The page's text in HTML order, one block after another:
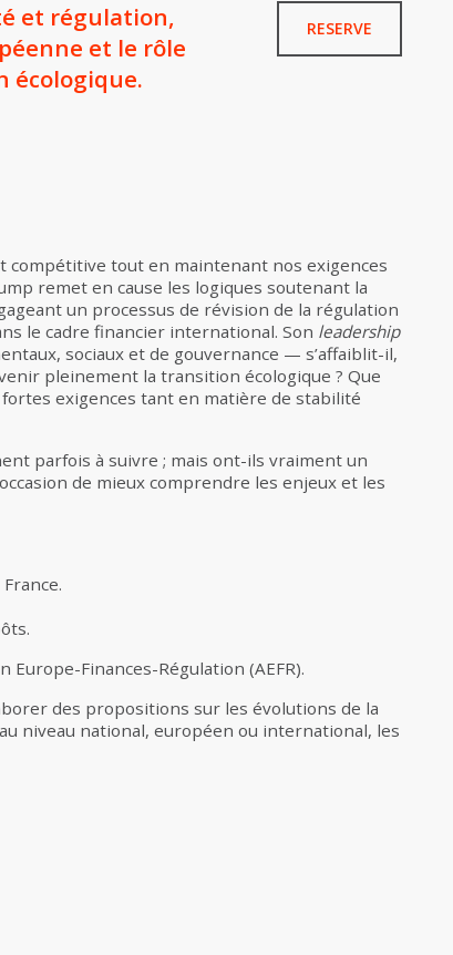
et régulation,
et le rôle
écologique.
RESERVE
tout en maintenant nos exigences
remet en cause les logiques soutenant la
un processus de révision de la régulation
le cadre financier international. Son leadership
sociaux et de gouvernance — s’affaiblit-il,
pleinement la transition écologique ? Que
exigences tant en matière de stabilité
parfois à suivre ; mais ont-ils vraiment un
de mieux comprendre les enjeux et les
Europe-Finances-Régulation (AEFR).
des propositions sur les évolutions de la
niveau national, européen ou international, les